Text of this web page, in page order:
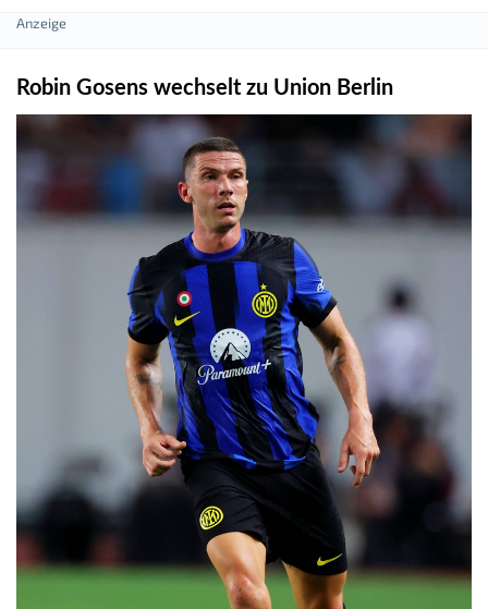
Robin Gosens wechselt zu Union Berlin